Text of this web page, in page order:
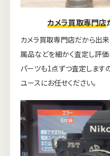
カメラ買取専門店
カメラ買取専門店だから出
属品などを細かく査定し評
パーツも1点ずつ査定します
ユースにお任せください。